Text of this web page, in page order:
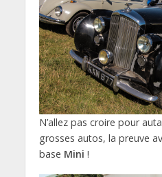
N’allez pas croire pour
grosses autos, la preuve
base Mini !